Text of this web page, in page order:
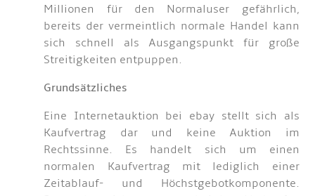
Millionen für den Normaluser gefährlich,
bereits der vermeintlich normale Handel kann
sich schnell als Ausgangspunkt für große
Streitigkeiten entpuppen.
Grundsätzliches
Eine Internetauktion bei ebay stellt sich als
Kaufvertrag dar und keine Auktion im
Rechtssinne. Es handelt sich um einen
normalen Kaufvertrag mit lediglich einer
Zeitablauf- und Höchstgebotkomponente.